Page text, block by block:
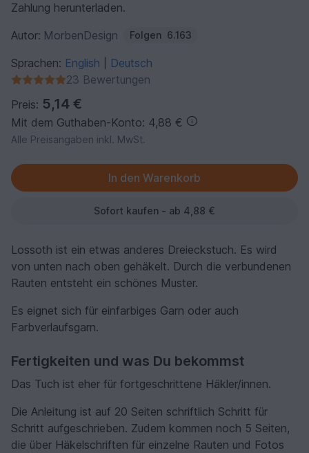
Zahlung herunterladen.
Autor: MorbenDesign Folgen 6.163
Sprachen: English
Deutsch
23 Bewertungen
Preis: 5,14 €
Mit dem Guthaben-Konto: 4,88 €
Alle Preisangaben inkl. MwSt.
Sofort kaufen - ab 4,88 €
Lossoth ist ein etwas anderes Dreieckstuch. Es wird
von unten nach oben gehäkelt. Durch die verbundenen
Rauten entsteht ein schönes Muster.
Es eignet sich für einfarbiges Garn oder auch
Farbverlaufsgarn.
Fertigkeiten und was Du bekommst
Das Tuch ist eher für fortgeschrittene Häkler/innen.
Die Anleitung ist auf 20 Seiten schriftlich Schritt für
Schritt aufgeschrieben. Zudem kommen noch 5 Seiten,
die über Häkelschriften für einzelne Rauten und Fotos